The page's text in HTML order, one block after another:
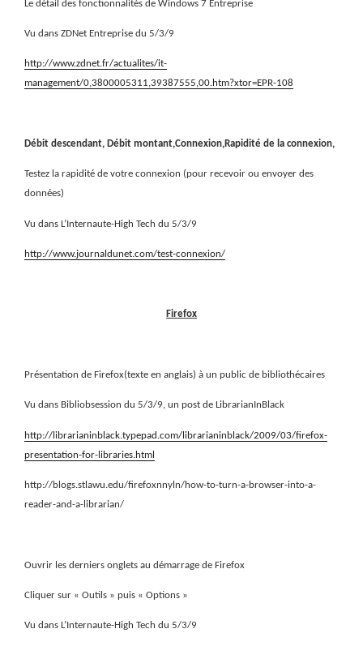
Le détail des fonctionnalités de Windows 7 Entreprise
Vu dans ZDNet Entreprise du 5/3/9
http://www.zdnet.fr/actualites/it-
management/0,3800005311,39387555,00.htm?xtor=EPR-108
Débit descendant, Débit montant,Connexion,Rapidité de la connexion,
Testez la rapidité de votre connexion (pour recevoir ou envoyer des
données)
Vu dans L’Internaute-High Tech du 5/3/9
http://www.journaldunet.com/test-connexion/
Firefox
Présentation de Firefox(texte en anglais) à un public de bibliothécaires
Vu dans Bibliobsession du 5/3/9, un post de LibrarianInBlack
http://librarianinblack.typepad.com/librarianinblack/2009/03/firefox-
presentation-for-libraries.html
http://blogs.stlawu.edu/firefoxnnyln/how-to-turn-a-browser-into-a-
reader-and-a-librarian/
Ouvrir les derniers onglets au démarrage de Firefox
Cliquer sur « Outils » puis « Options »
Vu dans L’Internaute-High Tech du 5/3/9